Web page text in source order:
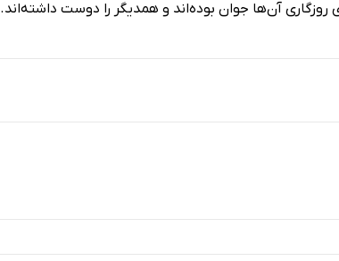
آن‌ها جوان بوده‌اند و همدیگر را دوست داشته‌اند.